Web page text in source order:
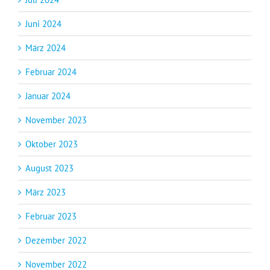
Juni 2024
März 2024
Februar 2024
Januar 2024
November 2023
Oktober 2023
August 2023
März 2023
Februar 2023
Dezember 2022
November 2022